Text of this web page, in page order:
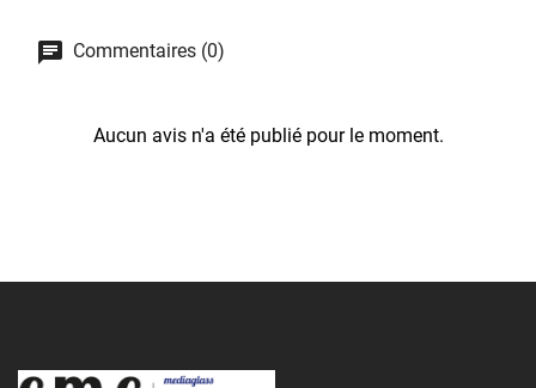
Commentaires (0)
Aucun avis n'a été publié pour le moment.